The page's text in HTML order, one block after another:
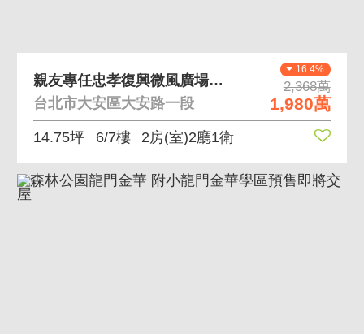
16.4%
2,368萬
1,980萬
親友專任忠孝復興微風廣場大安路2房
台北市大安區大安路一段
14.75坪 6/7樓 2房(室)2廳1衛